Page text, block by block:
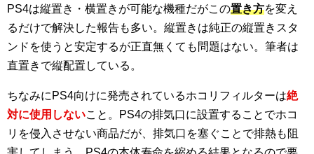
PS4は縦置き・横置きが可能な機種だがこの置き方を変え
るだけで解決した報告も多い。縦置きは純正の縦置きスタ
ンドを使うと安定するが正直無くても問題はない。筆者は
直置きで縦配置している。
ちなみにPS4向けに発売されているホコリフィルターは絶
対に使用しないこと。PS4の排気口に設置することでホコ
リを侵入させない商品だが、排気口を塞ぐことで排熱も阻